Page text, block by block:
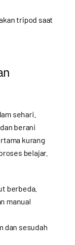
tripod saat
sehari.
berani
kurang
belajar.
berbeda.
manual
dan sesudah